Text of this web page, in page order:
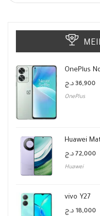
OnePlus
36,900 د.ج
OnePlus
Huawei
72,000 د.ج
Huawei
vivo Y27
18,000 د.ج